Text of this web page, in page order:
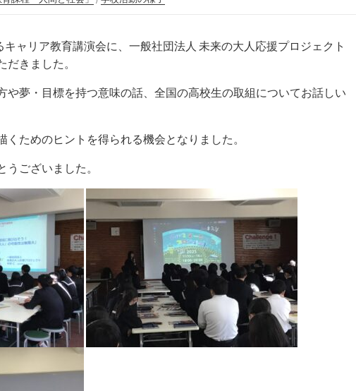
ャリア教育講演会に、一般社団法人 未来の大人応援プロジェクト
きました。
や夢・目標を持つ意味の話、全国の高校生の取組についてお話しい
ためのヒントを得られる機会となりました。
ございました。